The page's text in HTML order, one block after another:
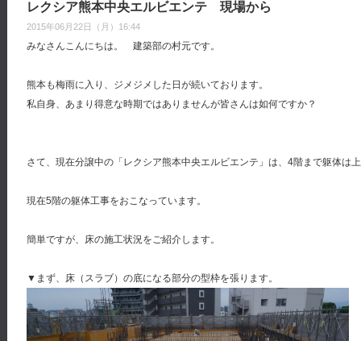
レクシア熊本中央エルビエンテ 現場から
2015年06月22日（月）16:44
みなさんこんにちは。 建築部の村元です。
熊本も梅雨に入り、ジメジメした日が続いております。
私自身、あまり得意な時期ではありませんが皆さんは如何ですか？
さて、現在分譲中の「レクシア熊本中央エルビエンテ」は、4階まで躯体は
現在5階の躯体工事をおこなっています。
簡単ですが、床の施工状況をご紹介します。
▼まず、床（スラブ）の底になる部分の型枠を張ります。